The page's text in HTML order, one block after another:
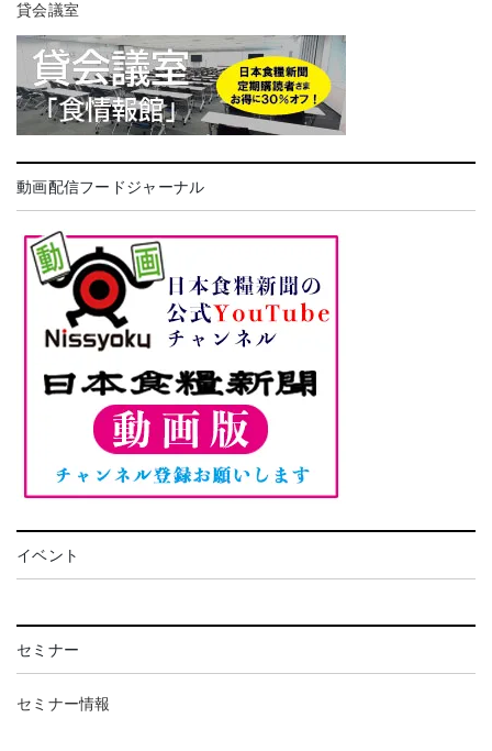
貸会議室
動画配信フードジャーナル
イベント
セミナー
セミナー情報